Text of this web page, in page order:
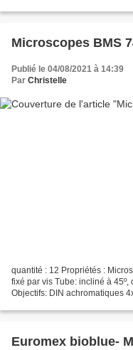
Microscopes BMS
Publié le 04/08/2021 à 14:39
Par Christelle
quantité : 12 Propriétés :
fixé par vis Tube: incliné à
Objectifs: DIN achromatiques
Euromex bioblue-